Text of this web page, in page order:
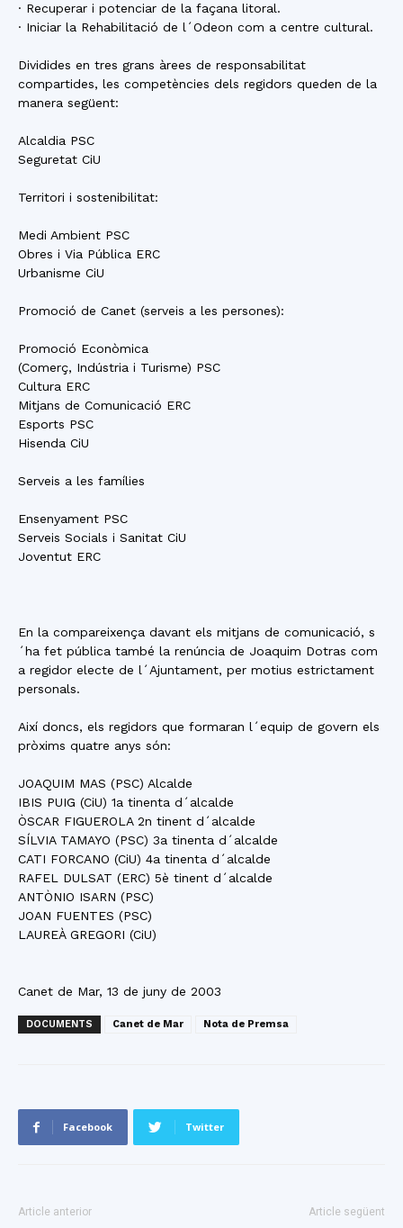
· Recuperar i potenciar de la façana litoral.
· Iniciar la Rehabilitació de l´Odeon com a centre cultural.
Dividides en tres grans àrees de responsabilitat
compartides, les competències dels regidors queden de la
manera següent:
Alcaldia PSC
Seguretat CiU
Territori i sostenibilitat:
Medi Ambient PSC
Obres i Via Pública ERC
Urbanisme CiU
Promoció de Canet (serveis a les persones):
Promoció Econòmica
(Comerç, Indústria i Turisme) PSC
Cultura ERC
Mitjans de Comunicació ERC
Esports PSC
Hisenda CiU
Serveis a les famílies
Ensenyament PSC
Serveis Socials i Sanitat CiU
Joventut ERC
En la compareixença davant els mitjans de comunicació, s
´ha fet pública també la renúncia de Joaquim Dotras com
a regidor electe de l´Ajuntament, per motius estrictament
personals.
Així doncs, els regidors que formaran l´equip de govern els
pròxims quatre anys són:
JOAQUIM MAS (PSC) Alcalde
IBIS PUIG (CiU) 1a tinenta d´alcalde
ÒSCAR FIGUEROLA 2n tinent d´alcalde
SÍLVIA TAMAYO (PSC) 3a tinenta d´alcalde
CATI FORCANO (CiU) 4a tinenta d´alcalde
RAFEL DULSAT (ERC) 5è tinent d´alcalde
ANTÒNIO ISARN (PSC)
JOAN FUENTES (PSC)
LAUREÀ GREGORI (CiU)
Canet de Mar, 13 de juny de 2003
DOCUMENTS Canet de Mar Nota de Premsa
Facebook Twitter
Article anterior Article següent